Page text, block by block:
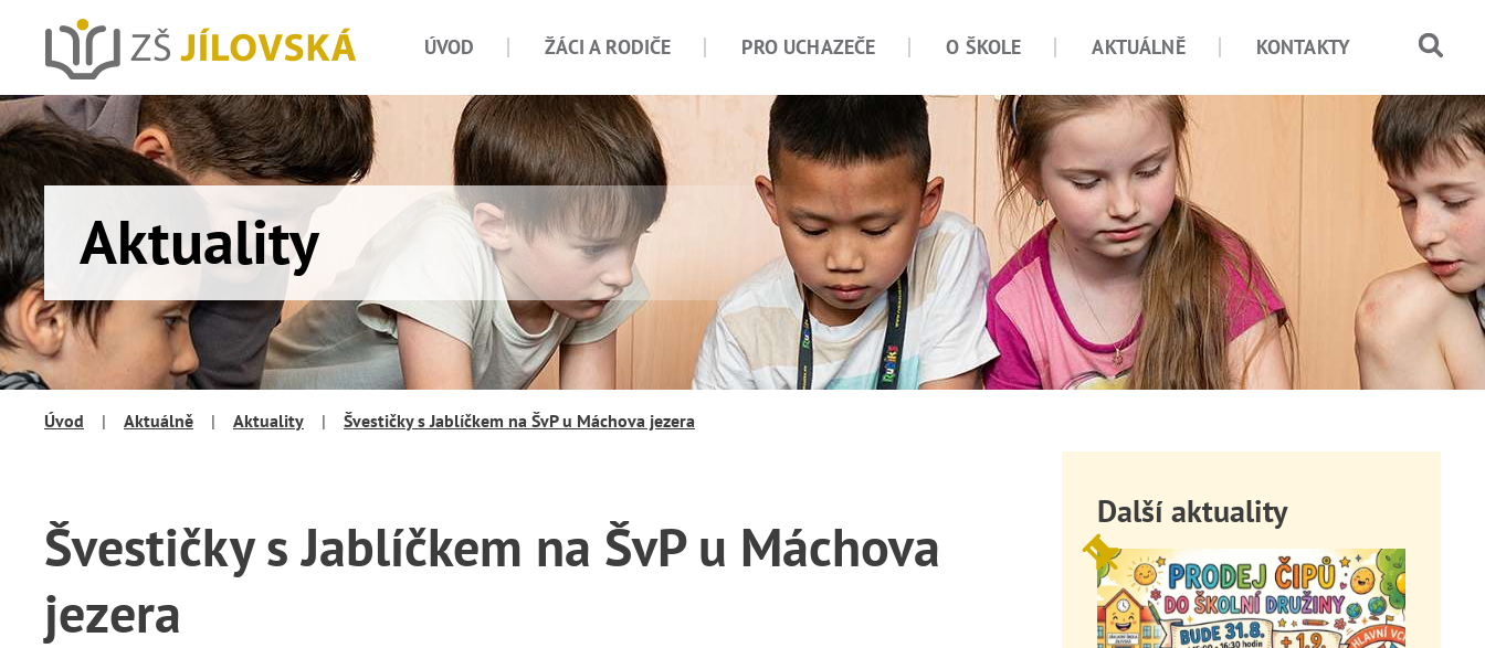
ÚVOD ŽÁCI A RODIČE PRO UCHAZEČE O ŠKOLE AKTUÁLNĚ KONTAKTY
Aktuality
Úvod | Aktuálně | Aktuality | Švestičky s Jablíčkem na ŠvP u Máchova jezera
Švestičky s Jablíčkem na ŠvP u Máchova
jezera
Další aktuality